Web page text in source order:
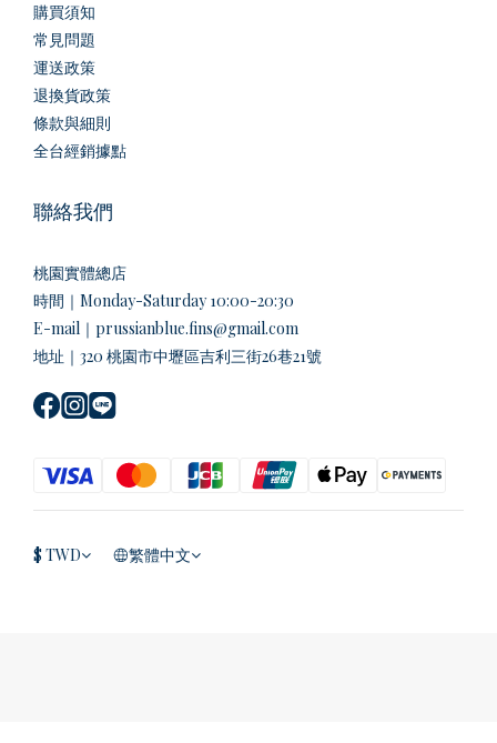
購買須知
常見問題
運送政策
退換貨政策
條款與細則
全台經銷據點
聯絡我們
桃園實體總店
時間｜Monday-Saturday 10:00-20:30
E-mail｜prussianblue.fins@gmail.com
地址｜320 桃園市中壢區吉利三街26巷21號
$ TWD 繁體中文